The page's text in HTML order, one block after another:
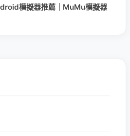
模擬器推薦｜MuMu模擬器